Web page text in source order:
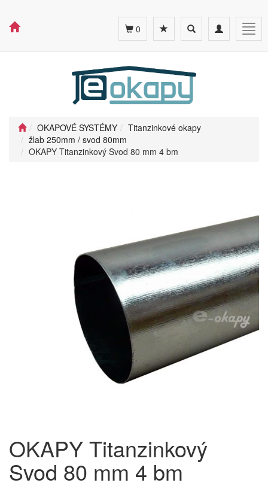
Toggle
navigation
Toggle
search
0
OKAPOVÉ SYSTÉMY
Titanzinkové okapy
žlab 250mm / svod 80mm
OKAPY Titanzinkový Svod 80 mm 4 bm
OKAPY Titanzinkový
Svod 80 mm 4 bm